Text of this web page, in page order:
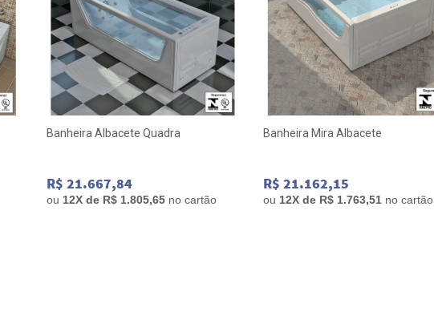
Banheira Albacete Quadra
R$ 21.667,84
ou 12X de R$ 1.805,65 no cartão
Banheira Mira Albacete
R$ 21.162,15
ou 12X de R$ 1.763,51 no cartão